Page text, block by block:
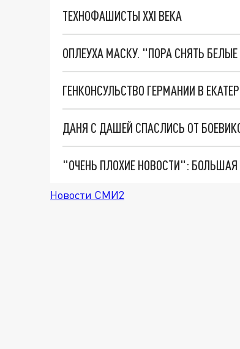
ТЕХНОФАШИСТЫ XXI ВЕКА
ОПЛЕУХА МАСКУ. "ПОРА СНЯТЬ
ДАНЯ С ДАШЕЙ СПАСЛИСЬ ОТ
Новости СМИ2